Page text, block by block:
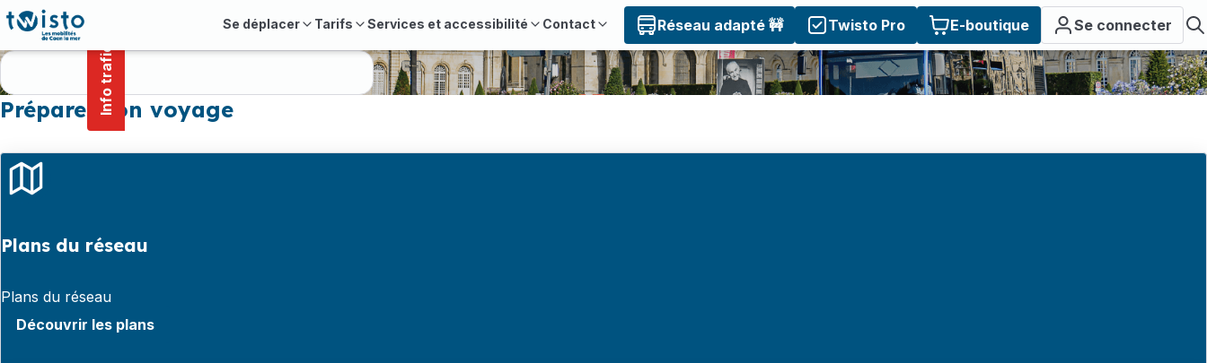
principal
Se déplacer Tarifs Services et accessibilité Contact Réseau adapté 🚧 Twisto Pro E-boutique Se connecter
Info trafic
Préparer son voyage
Plans du réseau
Plans du réseau
Découvrir les plans
Panneau de gestion des cookies